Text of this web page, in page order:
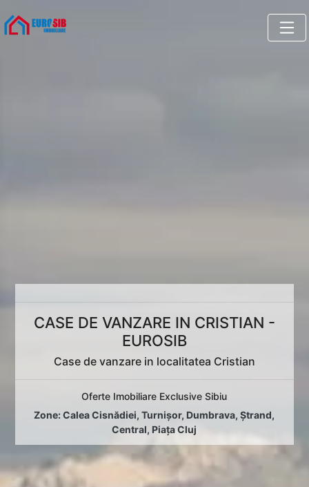
CASE DE VANZARE IN CRISTIAN -
EUROSIB
Case de vanzare in localitatea Cristian
Oferte Imobiliare Exclusive Sibiu
Zone:Calea Cisnădiei,Turnișor, Dumbrava,Ștrand,
Central, Piața Cluj